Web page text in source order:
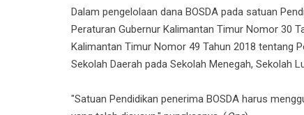
Dalam pengelolaan dana BOSDA pada satuan
Peraturan Gubernur Kalimantan Timur Nomor 30
Kalimantan Timur Nomor 49 Tahun 2018 tentang
Sekolah Daerah pada Sekolah Menegah, Sekolah
"Satuan Pendidikan penerima BOSDA harus